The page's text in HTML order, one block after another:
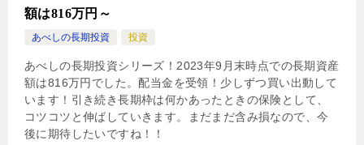
額は816万円～
あべしの長期投資 投資
あべしの長期投資シリーズ！2023年9月末時点での長期資産
額は816万円でした。配当金を受領！少しずつ買い出動して
います！引き続き長期枠は何かあったときの保険として、
コツコツと伸ばしていきます。まだまだ含み損なので、今
後に期待したいですね！！